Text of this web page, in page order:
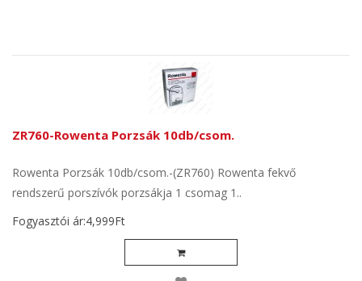
ZR760-Rowenta Porzsák 10db/csom.
Rowenta Porzsák 10db/csom.-(ZR760) Rowenta fekvő
rendszerű porszívók porzsákja 1 csomag 1..
Fogyasztói ár:4,999Ft